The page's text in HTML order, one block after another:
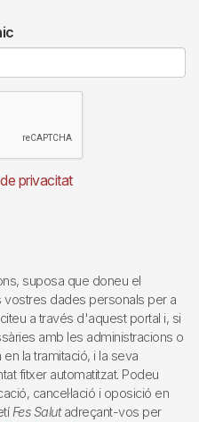
privacitat
suposa que doneu el
vostres dades personals per a
a través d'aquest portal i, si
amb les administracions o
la tramitació, i la seva
fitxer automatitzat. Podeu
cancel·lació i oposició en
Fes Salutadreçant-vos per